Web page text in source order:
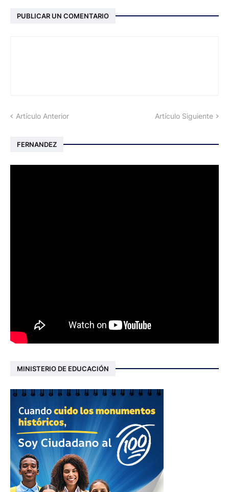
PUBLICAR UN COMENTARIO
Artículo Anterior Artículo Siguiente
FERNANDEZ
MINISTERIO DE EDUCACIÓN